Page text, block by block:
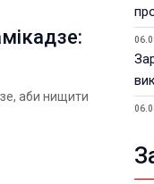
аби нищити